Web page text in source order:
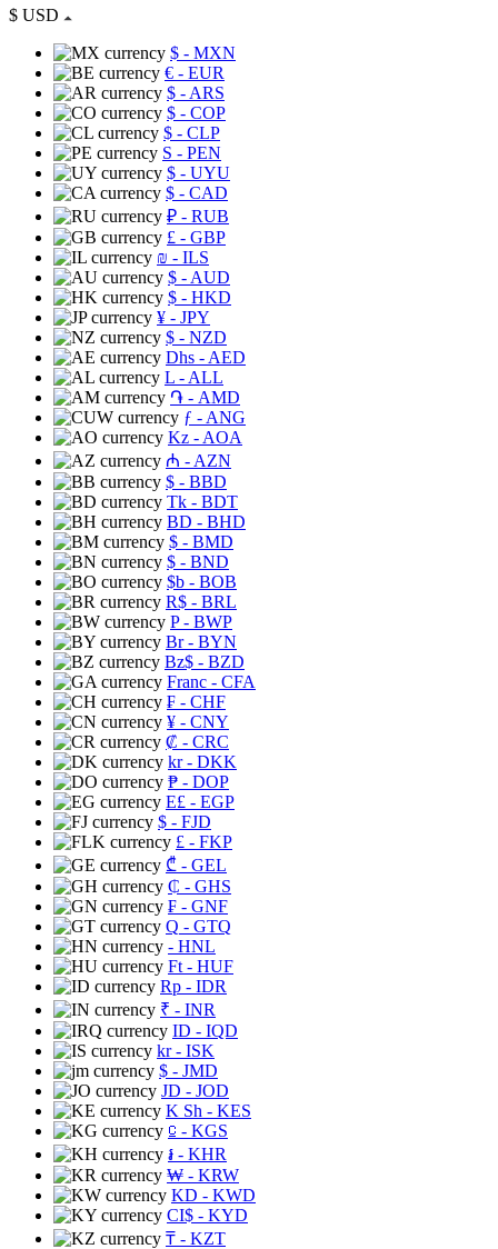
$ USD
$ - MXN
€ - EUR
$ - ARS
$ - COP
$ - CLP
S - PEN
$ - UYU
$ - CAD
₽ - RUB
£ - GBP
₪ - ILS
$ - AUD
$ - HKD
¥ - JPY
$ - NZD
Dhs - AED
L - ALL
֏ - AMD
ƒ - ANG
Kz - AOA
₼ - AZN
$ - BBD
Tk - BDT
BD - BHD
$ - BMD
$ - BND
$b - BOB
R$ - BRL
P- BWP
Br- BYN
Bz$ - BZD
Franc - CFA
₣ - CHF
¥ - CNY
₡ - CRC
kr- DKK
₱ - DOP
E£ - EGP
$ - FJD
£ - FKP
₾ - GEL
₵ - GHS
₣ - GNF
Q - GTQ
- HNL
Ft - HUF
Rp - IDR
₹ - INR
ID - IQD
kr- ISK
$ - JMD
JD - JOD
K Sh - KES
⃀ - KGS
៛ - KHR
₩ - KRW
KD - KWD
CI$ - KYD
₸ - KZT